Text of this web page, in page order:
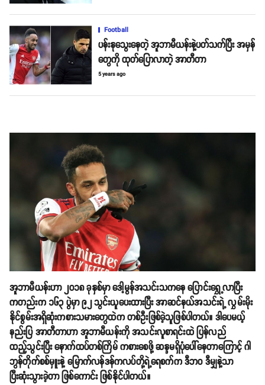
Football
ပန်းနုသွေးနေတဲ့ အူဘာမီယန်းနဲ့ပတ်သက်ပြီး အမှန်
တွေကို ထုတ်ပြောလာတဲ့ အာတီတာ
5 years ago
အူဘာမီယန်းဟာ ၂၀၁၈ ခုနှစ်မှာ ဒေါ့မွန်အသင်းသကနေ ပြောင်းရွှေ့လာပြီး
ကတည်းက ၁၆၃ ပွဲမှာ ၉၂ သွင်းယူပေးထားပြီး အာဆင်နယ်အသင်းရဲ့ လွှမ်းမိုး
နိုင်စွမ်းအရှိဆုံးကစားသမားတွေထဲက တစ်ဦးဖြစ်ခဲ့သူဖြစ်ပါတယ်။ ဒါပေမယ့်
နည်းပြ အာတီတာဟာ အူဘာမီယန်းကို အသင်းလူစာရင်းထဲ ပြန်လည်
ထည့်သွင်းပြီး နောက်ထပ်တစ်ကြိမ် ကစားစေဖို့ ဆန္ဒမရှိပုံပေါ်နေတာကြောင့် ဂါ
ဘွန်တိုက်စစ်မှူးနဲ့ မြောက်လန်ဒန်ကလပ်တို့ရဲ့ရေစက်က ဒီဘဝ ဒီမျှနဲ့သာ
ပြီးဆုံးသွားခဲ့တာ ဖြစ်ကောင်း ဖြစ်နိုင်ပါတယ်။